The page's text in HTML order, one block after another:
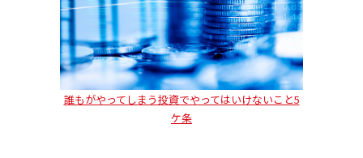
誰もがやってしまう投資でやってはいけないこと5
ケ条